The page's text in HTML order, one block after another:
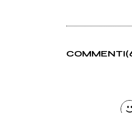
COMMENTI